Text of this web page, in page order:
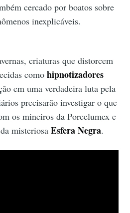
cercado por boatos sobre
inexplicáveis.
criaturas que distorcem
comohipnotizadores
em uma verdadeira luta pela
precisarão investigar o que
os mineiros da Porcelumex e
da misteriosaEsfera Negra.